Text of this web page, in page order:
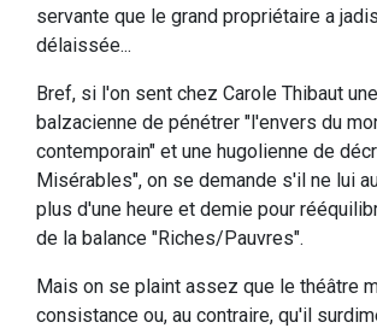
servante que le grand propriétaire a
délaissée...
Bref, si l'on sent chez Carole Thibaut
balzacienne de pénétrer "l'envers du
contemporain" et une hugolienne de
Misérables", on se demande s'il ne lui
plus d'une heure et demie pour
de la balance "Riches/Pauvres".
Mais on se plaint assez que le théâtre
consistance ou, au contraire, qu'il